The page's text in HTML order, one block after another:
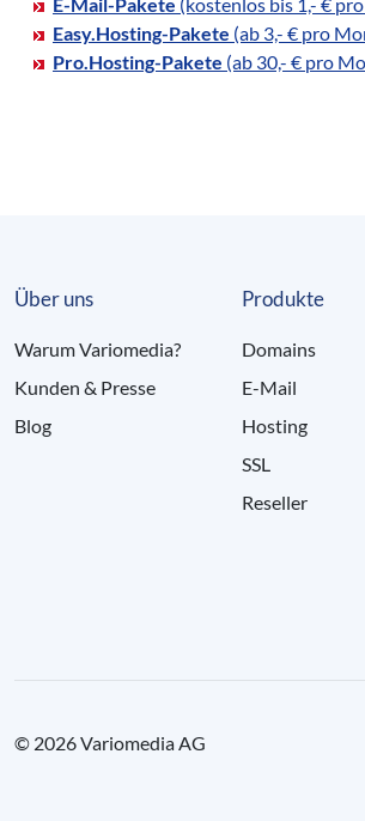
Easy.Hosting-Pakete (ab 3,- € pro
Pro.Hosting-Pakete (ab 30,- € pro
Über uns
Warum Variomedia?
Kunden & Presse
Blog
Produkte
Domains
E-Mail
Hosting
SSL
Reseller
© 2026 Variomedia AG